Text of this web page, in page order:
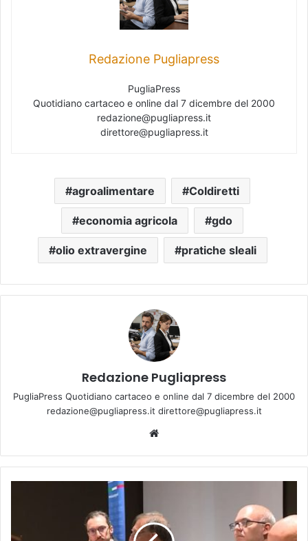
Redazione Pugliapress
PugliaPress
Quotidiano cartaceo e online dal 7 dicembre del 2000
redazione@pugliapress.it
direttore@pugliapress.it
agroalimentare Coldiretti
economia agricola gdo
olio extravergine pratiche sleali
Redazione Pugliapress
PugliaPress Quotidiano cartaceo e online dal 7 dicembre del 2000
redazione@pugliapress.it direttore@pugliapress.it